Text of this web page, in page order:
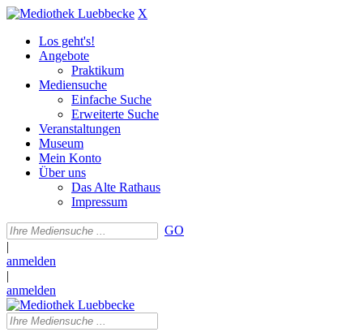
X
Los geht's!
Angebote
Praktikum
Mediensuche
Einfache Suche
Erweiterte Suche
Veranstaltungen
Museum
Mein Konto
Über uns
Das Alte Rathaus
Impressum
GO
|
anmelden
|
anmelden